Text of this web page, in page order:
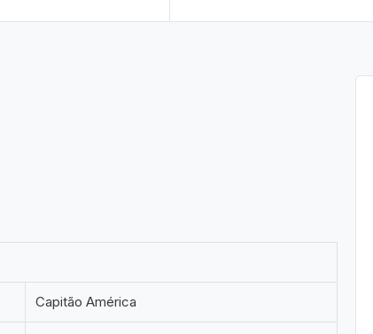
Capitão América